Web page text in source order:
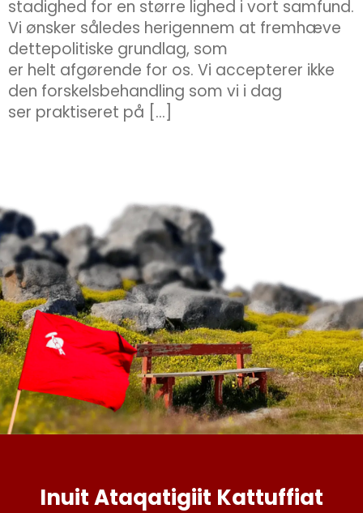
stadighed for en større lighed i vort samfund.
Vi ønsker således herigennem at fremhæve
dettepolitiske grundlag, som
er helt afgørende for os. Vi accepterer ikke
den forskelsbehandling som vi i dag
ser praktiseret på […]
Inuit Ataqatigiit Kattuffiat